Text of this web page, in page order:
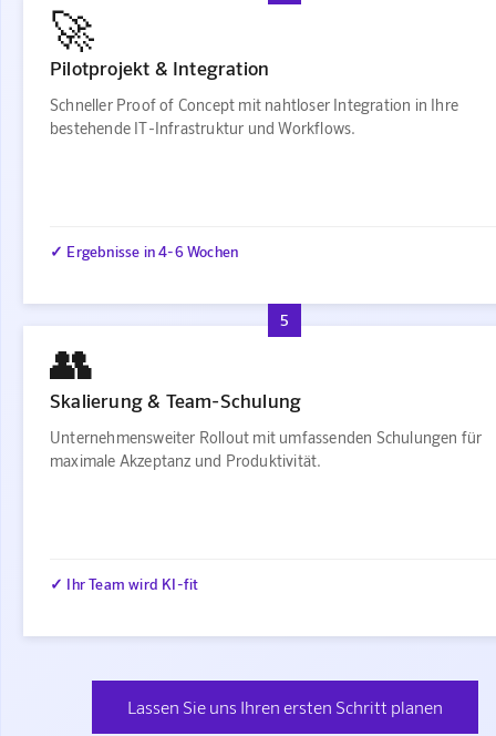
🚀
Pilotprojekt & Integration
Schneller Proof of Concept mit nahtloser Integration in Ihre
bestehende IT-Infrastruktur und Workflows.
✓ Ergebnisse in 4-6 Wochen
5
👥
Skalierung & Team-Schulung
Unternehmensweiter Rollout mit umfassenden Schulungen für
maximale Akzeptanz und Produktivität.
✓ Ihr Team wird KI-fit
Lassen Sie uns Ihren ersten Schritt planen